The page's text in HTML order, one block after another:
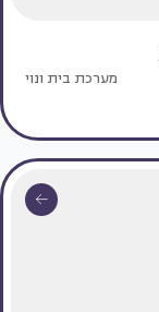
מערכת בית ונוי